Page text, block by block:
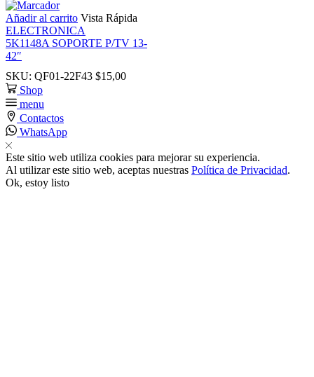
satın al
panel
panel
Añadir al carrito Vista Rápida
ELECTRONICA
5K1148A SOPORTE P/TV 13-
42″
SKU: QF01-22F43 $15,00
Shop
menu
Contactos
WhatsApp
Este sitio web utiliza cookies para mejorar su experiencia.
Al utilizar este sitio web, aceptas nuestras Política de Privacidad.
Ok, estoy listo